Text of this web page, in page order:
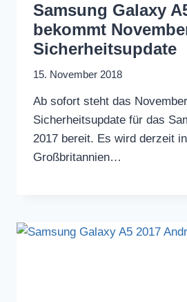
Samsung Galaxy
bekommt
Sicherheitsupdate
15. November 2018
Ab sofort steht das
Sicherheitsupdate für das
2017 bereit. Es wird derzeit
Großbritannien…